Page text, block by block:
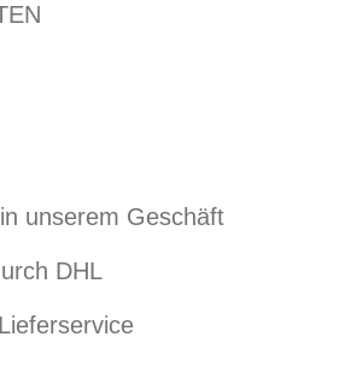
unserem Geschäft
DHL